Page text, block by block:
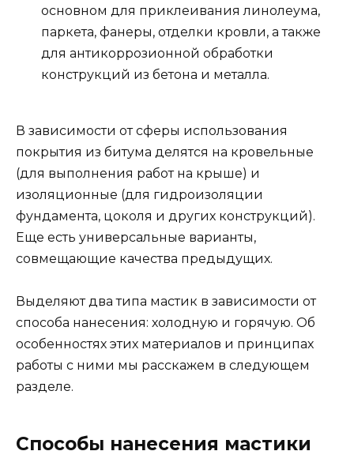
основном для приклеивания линолеума,
паркета, фанеры, отделки кровли, а также
для антикоррозионной обработки
конструкций из бетона и металла.
В зависимости от сферы использования
покрытия из битума делятся на кровельные
(для выполнения работ на крыше) и
изоляционные (для гидроизоляции
фундамента, цоколя и других конструкций).
Еще есть универсальные варианты,
совмещающие качества предыдущих.
Выделяют два типа мастик в зависимости от
способа нанесения: холодную и горячую. Об
особенностях этих материалов и принципах
работы с ними мы расскажем в следующем
разделе.
Способы нанесения мастики